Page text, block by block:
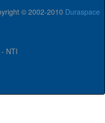
© 2002-2010 Duraspace
NTI